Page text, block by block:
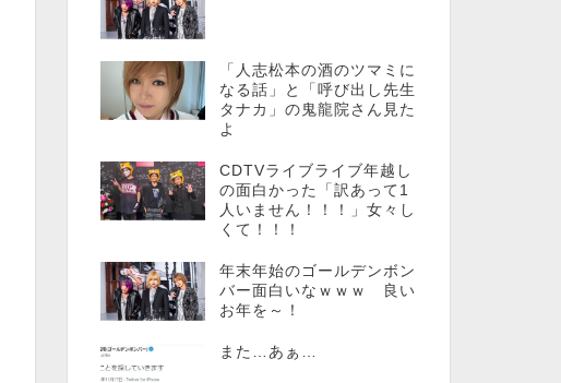
「人志松本の酒のツマミに
なる話」と「呼び出し先生
タナカ」の鬼龍院さん見た
よ
CDTVライブライブ年越し
の面白かった「訳あって1
人いません！！！」女々し
くて！！！
年末年始のゴールデンボン
バー面白いなｗｗｗ 良い
お年を～！
また…あぁ…